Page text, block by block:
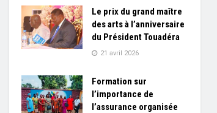
Le prix du grand maître
des arts à l’anniversaire
du Président Touadéra
21 avril 2026
Formation sur
l’importance de
l’assurance organisée